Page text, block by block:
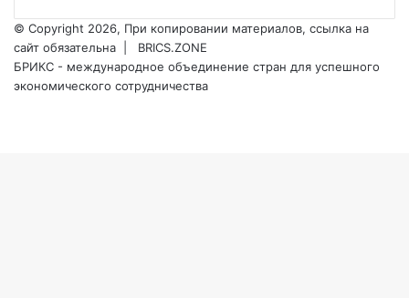
© Copyright 2026, При копировании материалов, ссылка на
сайт обязательна |
BRICS.ZONE
БРИКС - международное объединение стран для успешного
экономического сотрудничества